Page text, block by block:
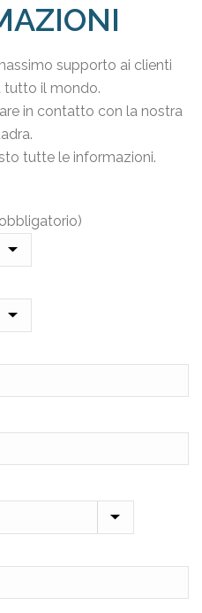
supporto ai clienti
tutto il mondo.
in contatto con la nostra
tutte le informazioni.